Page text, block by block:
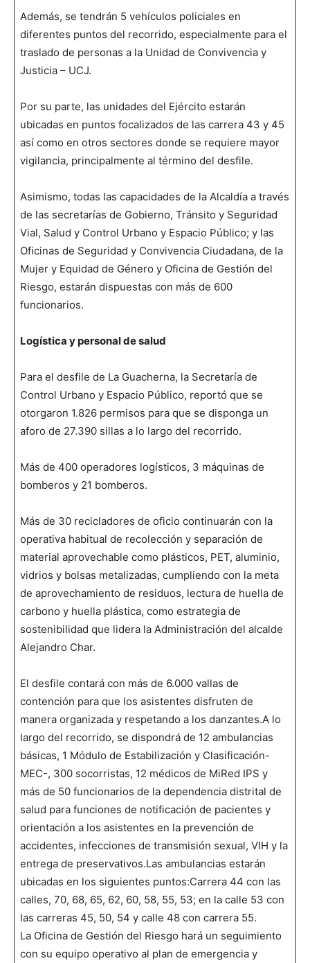
Además, se tendrán 5 vehículos policiales en
diferentes puntos del recorrido, especialmente para el
traslado de personas a la Unidad de Convivencia y
Justicia – UCJ.
Por su parte, las unidades del Ejército estarán
ubicadas en puntos focalizados de las carrera 43 y 45
así como en otros sectores donde se requiere mayor
vigilancia, principalmente al término del desfile.
Asimismo, todas las capacidades de la Alcaldía a través
de las secretarías de Gobierno, Tránsito y Seguridad
Vial, Salud y Control Urbano y Espacio Público; y las
Oficinas de Seguridad y Convivencia Ciudadana, de la
Mujer y Equidad de Género y Oficina de Gestión del
Riesgo, estarán dispuestas con más de 600
funcionarios.
Logística y personal de salud
Para el desfile de La Guacherna, la Secretaría de
Control Urbano y Espacio Público, reportó que se
otorgaron 1.826 permisos para que se disponga un
aforo de 27.390 sillas a lo largo del recorrido.
Más de 400 operadores logísticos, 3 máquinas de
bomberos y 21 bomberos.
Más de 30 recicladores de oficio continuarán con la
operativa habitual de recolección y separación de
material aprovechable como plásticos, PET, aluminio,
vidrios y bolsas metalizadas, cumpliendo con la meta
de aprovechamiento de residuos, lectura de huella de
carbono y huella plástica, como estrategia de
sostenibilidad que lidera la Administración del alcalde
Alejandro Char.
El desfile contará con más de 6.000 vallas de
contención para que los asistentes disfruten de
manera organizada y respetando a los danzantes.A lo
largo del recorrido, se dispondrá de 12 ambulancias
básicas, 1 Módulo de Estabilización y Clasificación-
MEC-, 300 socorristas, 12 médicos de MiRed IPS y
más de 50 funcionarios de la dependencia distrital de
salud para funciones de notificación de pacientes y
orientación a los asistentes en la prevención de
accidentes, infecciones de transmisión sexual, VIH y la
entrega de preservativos.Las ambulancias estarán
ubicadas en los siguientes puntos:Carrera 44 con las
calles, 70, 68, 65, 62, 60, 58, 55, 53; en la calle 53 con
las carreras 45, 50, 54 y calle 48 con carrera 55.
La Oficina de Gestión del Riesgo hará un seguimiento
con su equipo operativo al plan de emergencia y